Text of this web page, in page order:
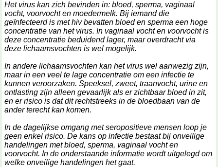
Het virus kan zich bevinden in: bloed, sperma, vaginaal
vocht, voorvocht en moedermelk. Bij iemand die
geïnfecteerd is met hiv bevatten bloed en sperma een hoge
concentratie van het virus. In vaginaal vocht en voorvocht is
deze concentratie beduidend lager, maar overdracht via
deze lichaamsvochten is wel mogelijk.
In andere lichaamsvochten kan het virus wel aanwezig zijn,
maar in een veel te lage concentratie om een infectie te
kunnen veroorzaken. Speeksel, zweet, traanvocht, urine en
ontlasting zijn alleen gevaarlijk als er zichtbaar bloed in zit,
en er risico is dat dit rechtstreeks in de bloedbaan van de
ander terecht kan komen.
In de dagelijkse omgang met seropositieve mensen loop je
geen enkel risico. De kans op infectie bestaat bij onveilige
handelingen met bloed, sperma, vaginaal vocht en
voorvocht. In de onderstaande informatie wordt uitgelegd om
welke onveilige handelingen het gaat.